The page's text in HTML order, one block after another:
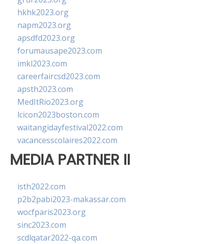
hkhk2023.org
napm2023.org
apsdfd2023.org
forumausape2023.com
imkl2023.com
careerfaircsd2023.com
apsth2023.com
MedItRio2023.org
lcicon2023boston.com
waitangidayfestival2022.com
vacancesscolaires2022.com
MEDIA PARTNER II
isth2022.com
p2b2pabi2023-makassar.com
wocfparis2023.org
sinc2023.com
scdlqatar2022-qa.com